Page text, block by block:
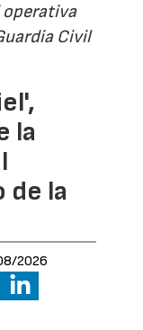
operativa
Civil
la
la
2026